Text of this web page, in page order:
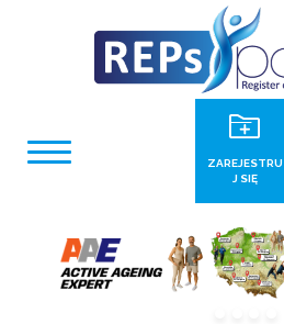
ZAREJESTRU
J SIĘ